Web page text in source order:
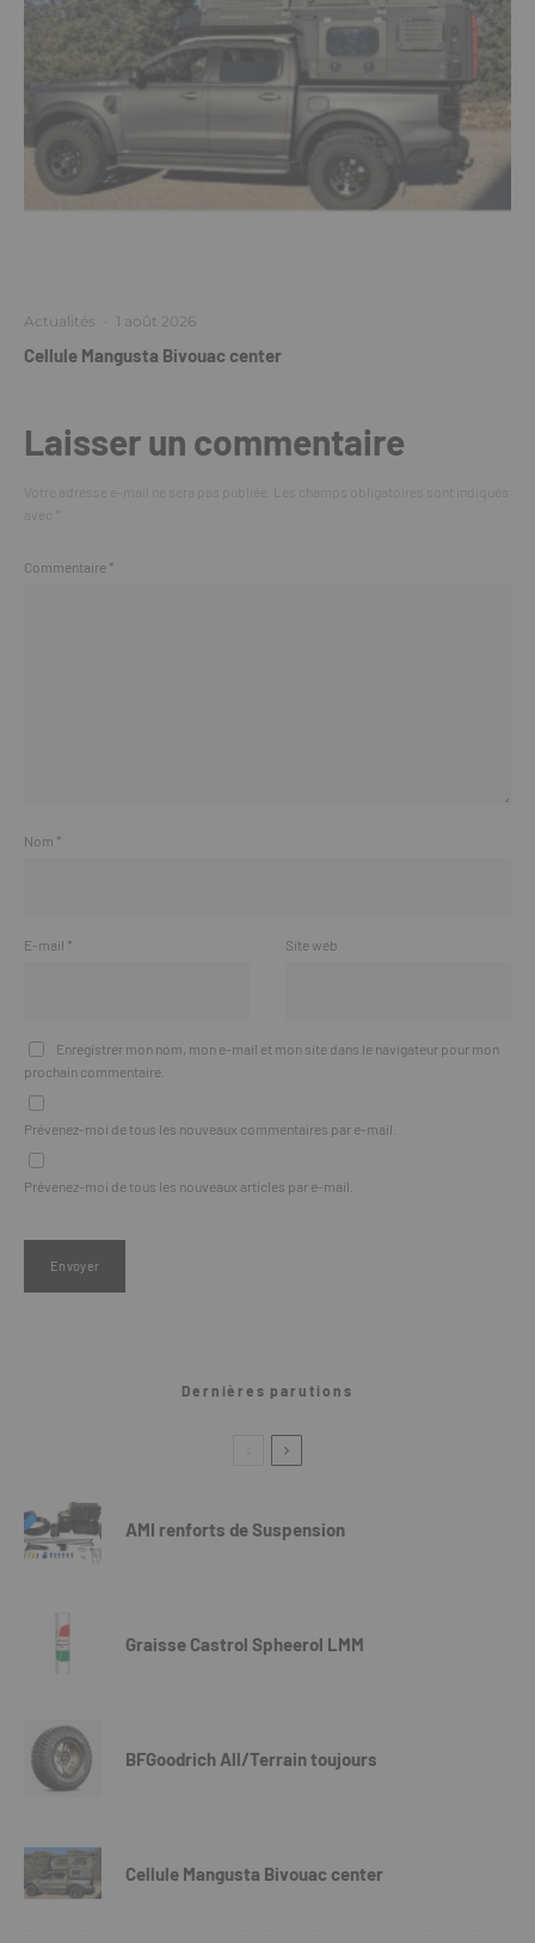
Actualités · 1 août 2026
Cellule Mangusta Bivouac center
Laisser un commentaire
Commentaire *
Nom *
E-mail * Site web
Enregistrer mon nom, mon e-mail et mon site dans le navigateur pour mon
prochain commentaire.
Prévenez-moi de tous les nouveaux commentaires par e-mail.
Prévenez-moi de tous les nouveaux articles par e-mail.
Dernières parutions
AMI renforts de Suspension
Graisse Castrol Spheerol LMM
BFGoodrich All/Terrain toujours
Cellule Mangusta Bivouac center